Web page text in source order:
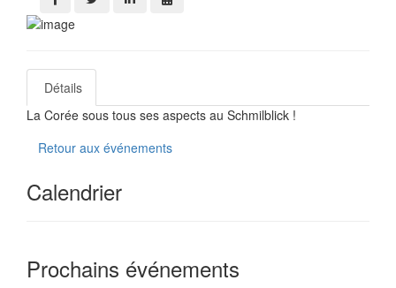
Détails
La Corée sous tous ses aspects au Schmilblick !
Retour aux événements
Calendrier
Prochains événements